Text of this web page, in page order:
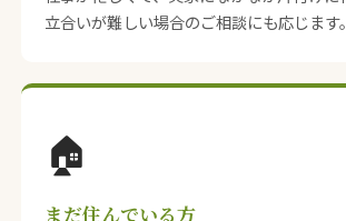
立合いが難しい場合のご相談にも応じます。
🏠
まだ住んでいる方